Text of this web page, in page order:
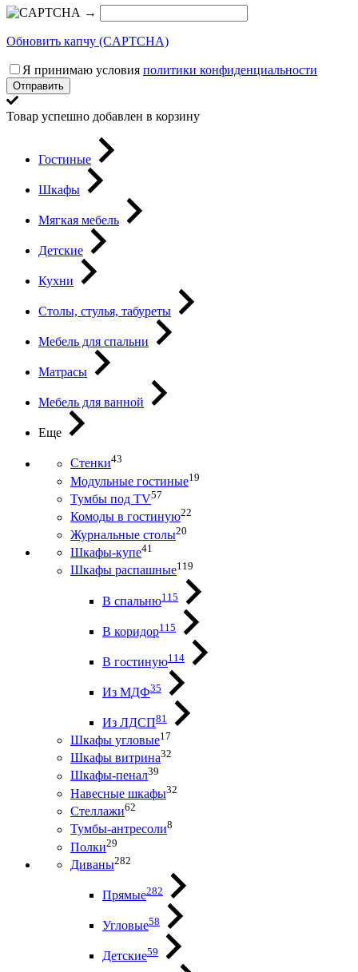
→
Обновить капчу (CAPTCHA)
Я принимаю условия политики конфиденциальности
Отправить
Товар успешно добавлен в корзину
Гостиные
Шкафы
Мягкая мебель
Детские
Кухни
Столы, стулья, табуреты
Мебель для спальни
Матрасы
Мебель для ванной
Еще
Стенки43
Модульные гостиные19
Тумбы под ТV57
Комоды в гостиную22
Журнальные столы20
Шкафы-купе41
Шкафы распашные119
В спальню115
В коридор115
В гостиную114
Из МДФ35
Из ЛДСП81
Шкафы угловые17
Шкафы витрина32
Шкафы-пенал39
Навесные шкафы32
Стеллажи62
Тумбы-антресоли8
Полки29
Диваны282
Прямые282
Угловые58
Детские59